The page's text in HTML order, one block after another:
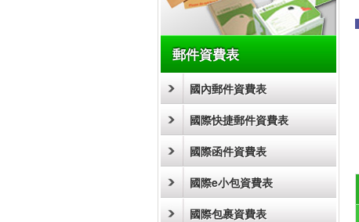
郵件資費表
國內郵件資費表
國際快捷郵件資費表
國際函件資費表
國際e小包資費表
國際包裹資費表